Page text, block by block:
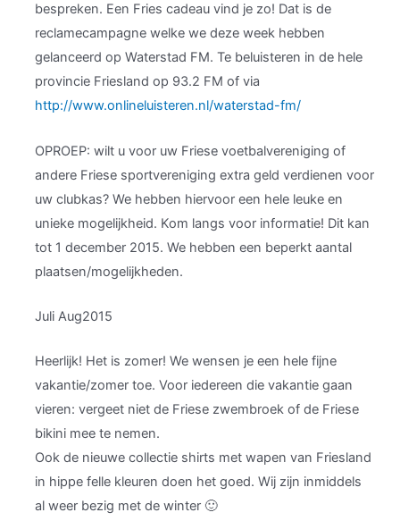
bespreken. Een Fries cadeau vind je zo! Dat is de
reclamecampagne welke we deze week hebben
gelanceerd op Waterstad FM. Te beluisteren in de hele
provincie Friesland op 93.2 FM of via
http://www.onlineluisteren.nl/waterstad-fm/
OPROEP: wilt u voor uw Friese voetbalvereniging of
andere Friese sportvereniging extra geld verdienen voor
uw clubkas? We hebben hiervoor een hele leuke en
unieke mogelijkheid. Kom langs voor informatie! Dit kan
tot 1 december 2015. We hebben een beperkt aantal
plaatsen/mogelijkheden.
Juli Aug2015
Heerlijk! Het is zomer! We wensen je een hele fijne
vakantie/zomer toe. Voor iedereen die vakantie gaan
vieren: vergeet niet de Friese zwembroek of de Friese
bikini mee te nemen.
Ook de nieuwe collectie shirts met wapen van Friesland
in hippe felle kleuren doen het goed. Wij zijn inmiddels
al weer bezig met de winter 🙂